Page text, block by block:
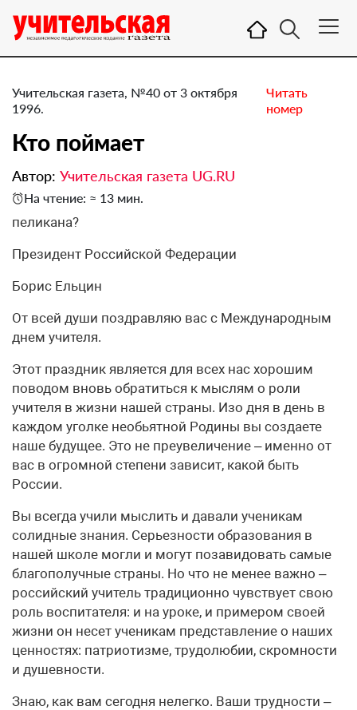
Учительская газета, №40 от 3 октября
1996.
Читать
номер
Кто поймает
Автор: Учительская газета UG.RU
На чтение: ≈ 13 мин.
пеликана?
Президент Российской Федерации
Борис Ельцин
От всей души поздравляю вас с Международным
днем учителя.
Этот праздник является для всех нас хорошим
поводом вновь обратиться к мыслям о роли
учителя в жизни нашей страны. Изо дня в день в
каждом уголке необьятной Родины вы создаете
наше будущее. Это не преувеличение – именно от
вас в огромной степени зависит, какой быть
России.
Вы всегда учили мыслить и давали ученикам
солидные знания. Серьезности образования в
нашей школе могли и могут позавидовать самые
благополучные страны. Но что не менее важно –
российский учитель традиционно чувствует свою
роль воспитателя: и на уроке, и примером своей
жизни он несет ученикам представление о наших
ценностях: патриотизме, трудолюбии, скромности
и душевности.
Знаю, как вам сегодня нелегко. Ваши трудности –